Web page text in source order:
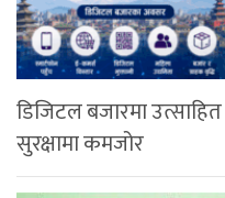
डिजिटल बजारमा
सुरक्षामा कमजोर